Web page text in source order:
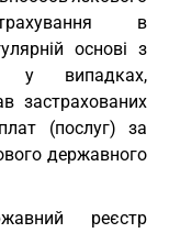
в
основі з
у випадках,
застрахованих
(послуг) за
державного
реєстр